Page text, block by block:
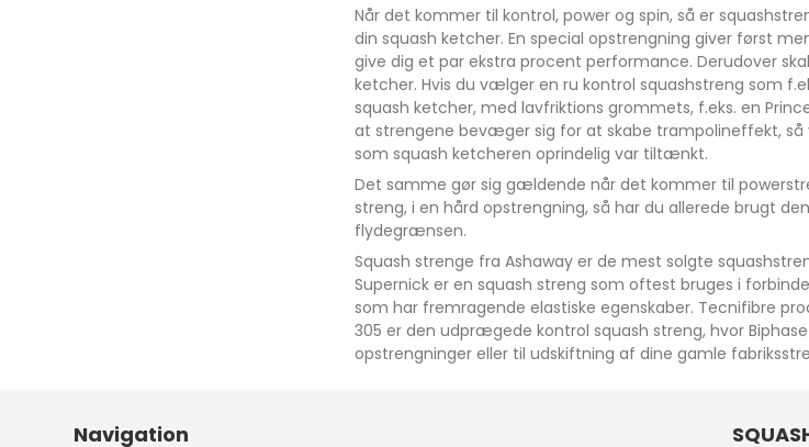
Når det kommer til kontrol, power og spin, så er
din squash ketcher. En special opstrengning giver først
give dig et par ekstra procent performance. Derudover
ketcher. Hvis du vælger en ru kontrol squashstreng som
squash ketcher, med lavfriktions grommets, f.eks. en
at strengene bevæger sig for at skabe trampolineffekt, så
som squash ketcheren oprindelig var tiltænkt.
Det samme gør sig gældende når det kommer til
streng, i en hård opstrengning, så har du allerede brugt
flydegrænsen.
Squash strenge fra Ashaway er de mest solgte
Supernick er en squash streng som oftest bruges i
som har fremragende elastiske egenskaber. Tecnifibre
305 er den udprægede kontrol squash streng, hvor
opstrengninger eller til udskiftning af dine gamle
Navigation